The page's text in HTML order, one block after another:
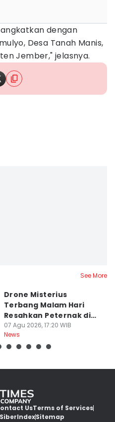
dengan
Desa Tanah Manis,
Jember," jelasnya.
See More
Drone Misterius
Terbang Malam Hari
Resahkan Peternak di
Marga Tabanan
07 Agu 2026, 17:20 WIB
News
UsTerms of Services
IndexSitemap